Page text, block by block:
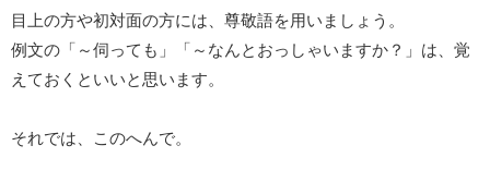
目上の方や初対面の方には、尊敬語を用いましょう。
例文の「～伺っても」「～なんとおっしゃいますか？」は、覚
えておくといいと思います。
それでは、このへんで。